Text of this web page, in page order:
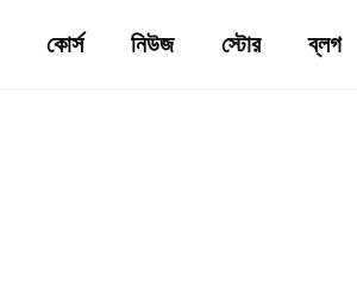
কোর্স নিউজ স্টোর ব্লগ